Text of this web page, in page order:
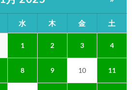
水 木 金 土
1 2 3 4
8 9 10 11